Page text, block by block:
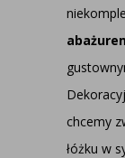
chcemy
łóżku w